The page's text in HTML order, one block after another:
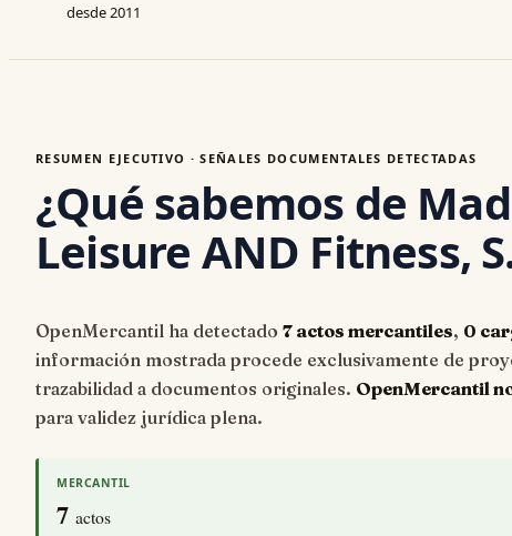
desde 2011
RESUMEN EJECUTIVO · SEÑALES DOCUMENTALES DETECTADAS
¿Qué sabemos de
Leisure AND Fitness,
OpenMercantil ha detectado 7 actos mercantiles, 0
información mostrada procede exclusivamente de
trazabilidad a documentos originales. OpenMercantil
para validez jurídica plena.
MERCANTIL
7 actos